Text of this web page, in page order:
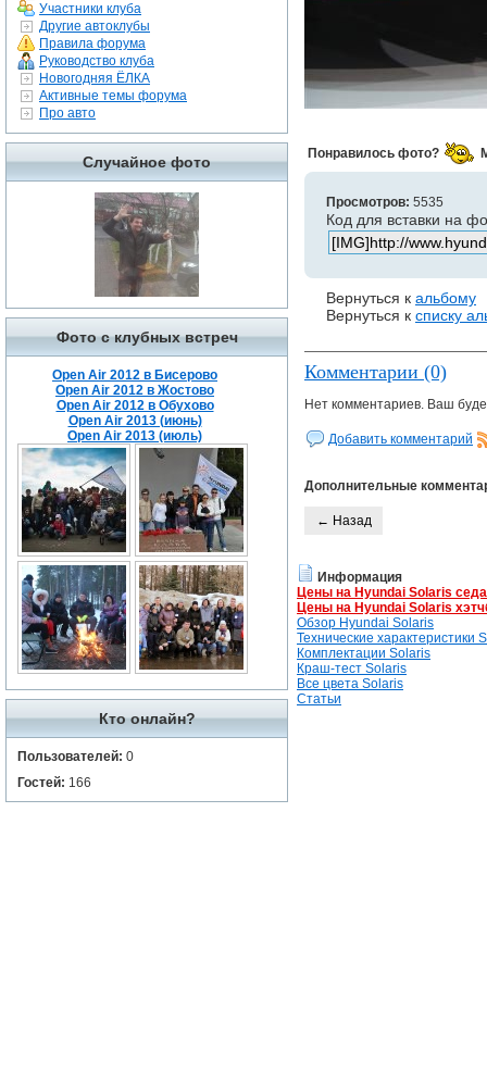
Участники клуба
Другие автоклубы
Правила форума
Руководство клуба
Новогодняя ЁЛКА
Активные темы форума
Про авто
Случайное фото
Фото с клубных встреч
Open Air 2012 в Бисерово
Open Air 2012 в Жостово
Open Air 2012 в Обухово
Open Air 2013 (июнь)
Open Air 2013 (июль)
Кто онлайн?
Пользователей: 0
Гостей: 166
Понравилось фото?
Просмотров: 5535
Код для вставки на
Вернуться к альбому
Вернуться к списку
Комментарии (0)
Нет комментариев. Ваш
Добавить комментарий
Дополнительные
← Назад
Информация
Цены на Hyundai Solaris
Цены на Hyundai Solaris
Обзор Hyundai Solaris
Технические характеристики
Комплектации Solaris
Краш-тест Solaris
Все цвета Solaris
Статьи